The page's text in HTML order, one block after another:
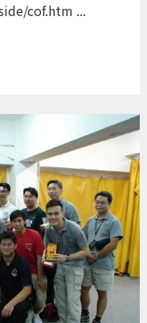
cof.htm ...